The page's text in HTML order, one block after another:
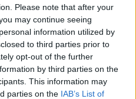
Please note that after your
may continue seeing
information utilized by
to third parties prior to
opt-out of the further
by third parties on the
This information may
parties on the IAB’s List of
info@eurohoops.net
ήρθε το τέλος του παίκτη!
μπάσκετ σε ηλικία 41 ετών,
καριέρα και ένα